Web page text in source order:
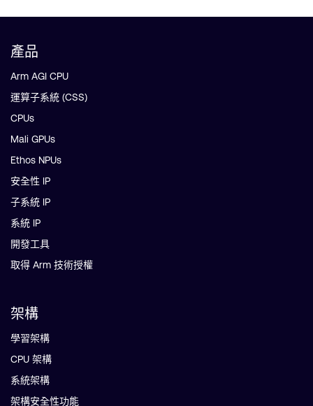
產品
Arm AGI CPU
運算子系統 (CSS)
CPUs
Mali GPUs
Ethos NPUs
安全性 IP
子系統 IP
系統 IP
開發工具
取得 Arm 技術授權
架構
學習架構
CPU 架構
系統架構
架構安全性功能